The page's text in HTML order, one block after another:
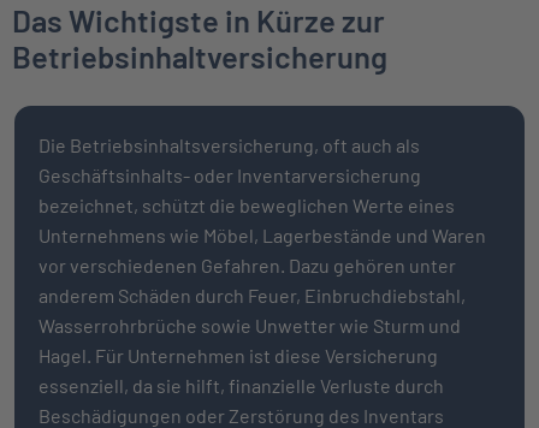
Das Wichtigste in Kürze zur
Betriebsinhaltversicherung
Die Betriebsinhaltsversicherung, oft auch als
Geschäftsinhalts- oder Inventarversicherung
bezeichnet, schützt die beweglichen Werte eines
Unternehmens wie Möbel, Lagerbestände und Waren
vor verschiedenen Gefahren. Dazu gehören unter
anderem Schäden durch Feuer, Einbruchdiebstahl,
Wasserrohrbrüche sowie Unwetter wie Sturm und
Hagel. Für Unternehmen ist diese Versicherung
essenziell, da sie hilft, finanzielle Verluste durch
Beschädigungen oder Zerstörung des Inventars